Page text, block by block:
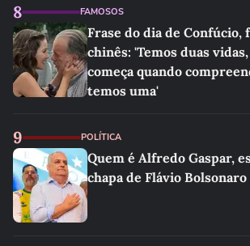
8 FAMOSOS
Frase do dia de Confúcio,
chinês: 'Temos duas
começa quando
temos uma'
9 POLÍTICA
Quem é Alfredo Gaspar,
chapa de Flávio